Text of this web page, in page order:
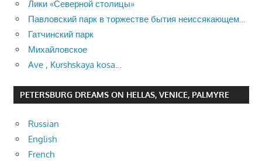
Лики «Северной столицы»
Павловский парк в торжестве бытия неиссякающем…
Гатчинский парк
Михайловское
Ave , Kurshskaya kosa…
PETERSBURG DREAMS ON HELLAS, VENICE, PALMYRE
Russian
English
French